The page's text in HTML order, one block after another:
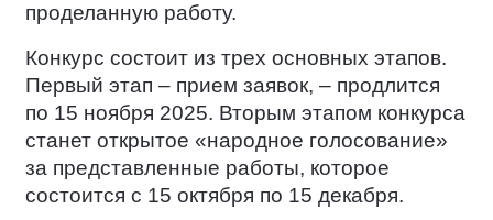
проделанную работу.
Конкурс состоит из трех основных этапов.
Первый этап – прием заявок, – продлится
по 15 ноября 2025. Вторым этапом конкурса
станет открытое «народное голосование»
за представленные работы, которое
состоится с 15 октября по 15 декабря.